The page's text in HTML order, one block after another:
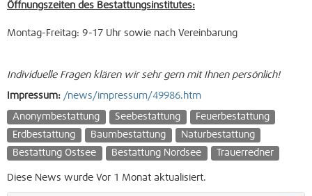
Öffnungszeiten des Bestattungsinstitutes:
Montag-Freitag: 9-17 Uhr sowie nach Vereinbarung
Individuelle Fragen klären wir sehr gern mit Ihnen persönlich!
Impressum: /news/impressum/49986.htm
Anonymbestattung Seebestattung
Feuerbestattung
Erdbestattung
Baumbestattung
Naturbestattung
Bestattung Ostsee
Bestattung Nordsee Trauerredner
Diese News wurde Vor 1 Monat aktualisiert.